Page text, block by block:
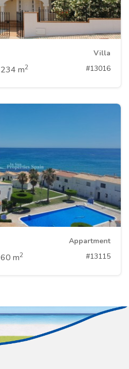
Villa
234 m2 #13016
Appartment
60 m2 #13115